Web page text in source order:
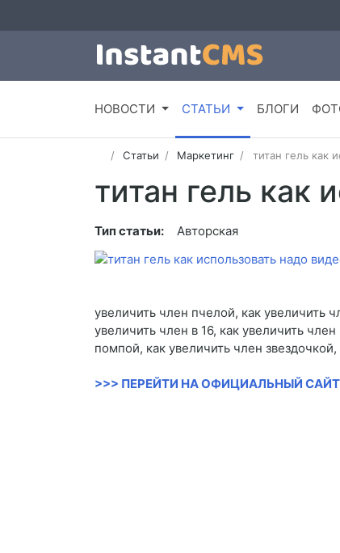
НОВОСТИ СТАТЬИ БЛОГИ
Статьи Маркетинг титан гель как
титан гель как
Тип статьи: Авторская
увеличить член пчелой, как увеличить
увеличить член в 16, как увеличить
помпой, как увеличить член
>>> ПЕРЕЙТИ НА ОФИЦИАЛЬНЫЙ САЙТ